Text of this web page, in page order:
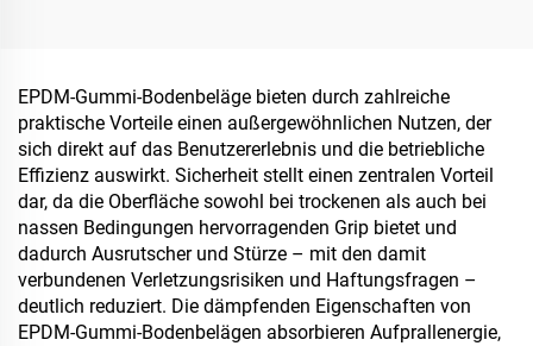
Kaffee, Nüssen,
Schokolade, Gebäck und
Gewürzen
EPDM-Gummi-Bodenbeläge bieten durch zahlreiche
praktische Vorteile einen außergewöhnlichen Nutzen, der
sich direkt auf das Benutzererlebnis und die betriebliche
Effizienz auswirkt. Sicherheit stellt einen zentralen Vorteil
dar, da die Oberfläche sowohl bei trockenen als auch bei
nassen Bedingungen hervorragenden Grip bietet und
dadurch Ausrutscher und Stürze – mit den damit
verbundenen Verletzungsrisiken und Haftungsfragen –
deutlich reduziert. Die dämpfenden Eigenschaften von
EPDM-Gummi-Bodenbelägen absorbieren Aufprallenergie,